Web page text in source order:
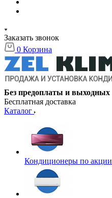
Заказать звонок
0 Корзина
Без предоплаты и выходных
Бесплатная доставка
Каталог
Кондиционеры по акции